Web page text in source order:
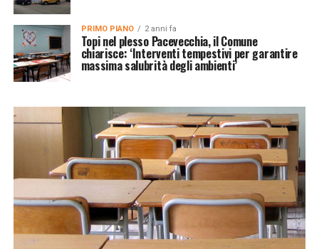
PRIMO PIANO 2 anni fa
Topi nel plesso Pacevecchia, il Comune
chiarisce: ‘Interventi tempestivi per garantire
massima salubrità degli ambienti’